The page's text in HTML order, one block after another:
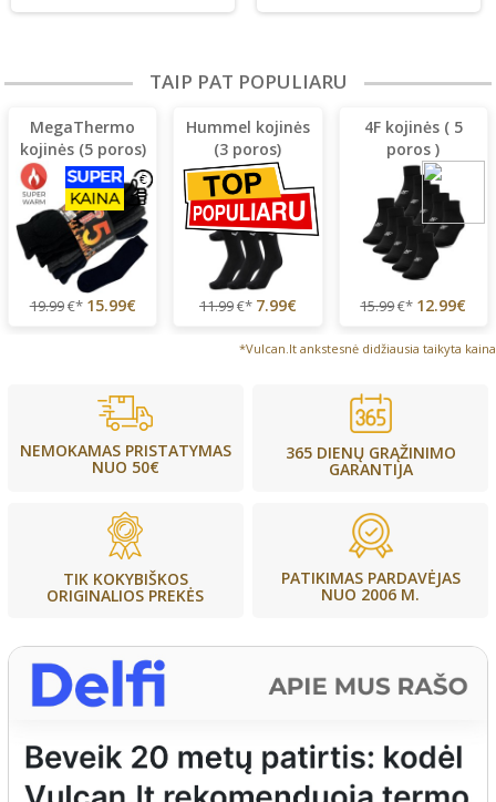
TAIP PAT POPULIARU
MegaThermo
kojinės (5 poros)
19.99€* 15.99€
Hummel kojinės
(3 poros)
11.99€* 7.99€
4F kojinės ( 5
poros )
15.99€* 12.99€
*Vulcan.lt ankstesnė didžiausia taikyta kaina
NEMOKAMAS PRISTATYMAS
NUO 50€
365 DIENŲ GRĄŽINIMO
GARANTIJA
TIK KOKYBIŠKOS
ORIGINALIOS PREKĖS
PATIKIMAS PARDAVĖJAS
NUO 2006 M.